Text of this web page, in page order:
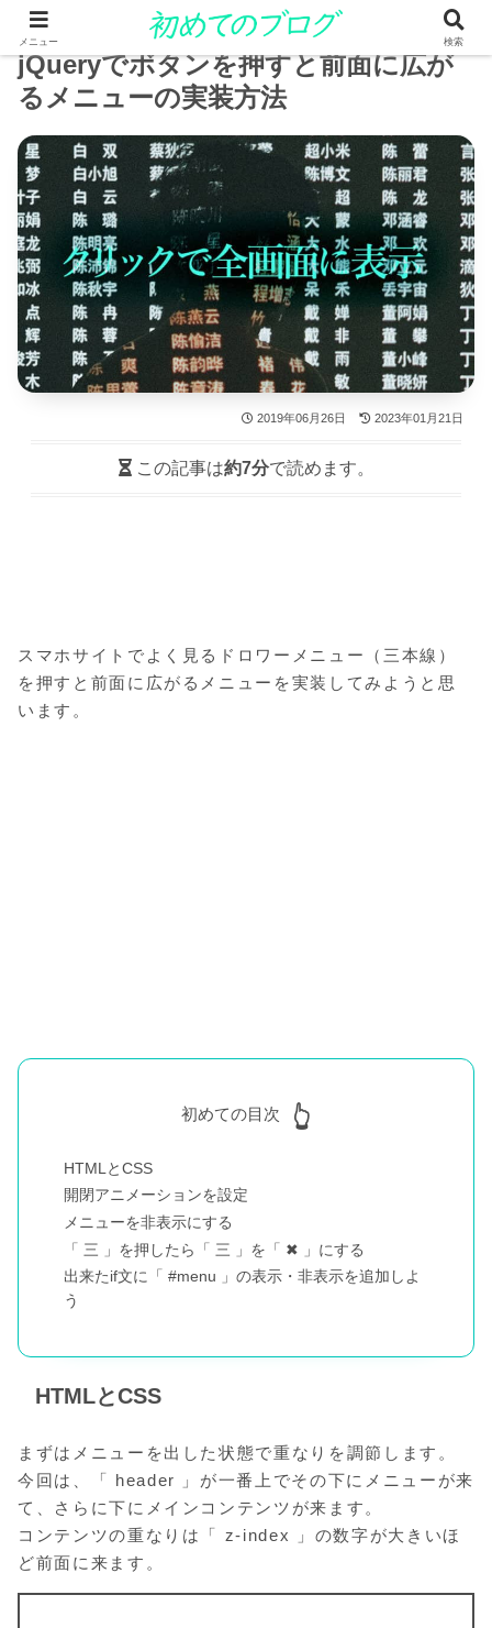
jQueryでボタンを押すと前面に広が
るメニューの実装方法
2019年06月26日 2023年01月21日
この記事は約7分で読めます。
スマホサイトでよく見るドロワーメニュー（三本線）
を押すと前面に広がるメニューを実装してみようと思
います。
初めての目次
HTMLとCSS
開閉アニメーションを設定
メニューを非表示にする
「 三 」を押したら「 三 」を「 ✖ 」にする
出来たif文に「 #menu 」の表示・非表示を追加しよ
う
HTMLとCSS
まずはメニューを出した状態で重なりを調節します。
今回は、「 header 」が一番上でその下にメニューが来
て、さらに下にメインコンテンツが来ます。
コンテンツの重なりは「 z-index 」の数字が大きいほ
ど前面に来ます。
メニュー 検索